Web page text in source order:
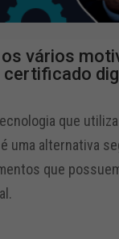
vários
certificado
que
uma alternativa
que